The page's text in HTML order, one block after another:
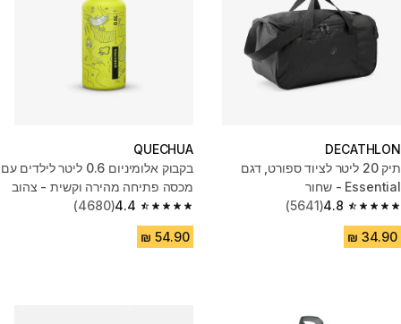
DECATHLON
תיק 20 ליטר לציוד ספורט, דגם
Essential - שחור
4.8
4.8 out of 5 stars from 5641 reviews
(5641)
QUECHUA
בקבוק אלומיניום 0.6 ליטר לילדים עם
מכסה פתיחה מהירה וקשית - צהוב
4.4
4.4 out of 5 stars from 4680 reviews
(4680)